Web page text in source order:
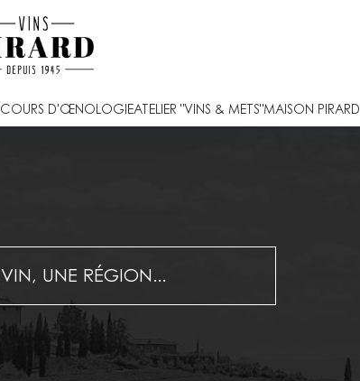
COURS D'ŒNOLOGIEATELIER "VINS & METS"MAISON PIRARD